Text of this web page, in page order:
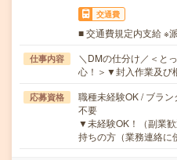
交通費
■ 交通費規定内支給 ※
仕事内容
＼DMの仕分け／＜と
心！＞▼封入作業及
応募資格
職種未経験OK / ブラ
不要
▼未経験OK！（副業
持ちの方（業務連絡